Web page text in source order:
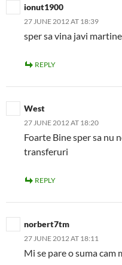
ionut1900
27 JUNE 2012 AT 18:39
sper sa vina javi
REPLY
West
27 JUNE 2012 AT 18:20
Foarte Bine sper sa nu
transferuri
REPLY
norbert7tm
27 JUNE 2012 AT 18:11
Mi se pare o suma cam